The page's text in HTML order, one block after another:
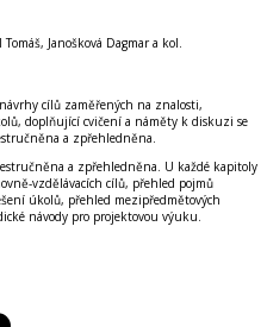
Janošková Dagmar a kol.
cílů zaměřených na znalosti,
doplňující cvičení a náměty k diskuzi se
a zpřehledněna.
a zpřehledněna. U každé kapitoly
vzdělávacích cílů, přehled pojmů
úkolů, přehled mezipředmětových
návody pro projektovou výuku.